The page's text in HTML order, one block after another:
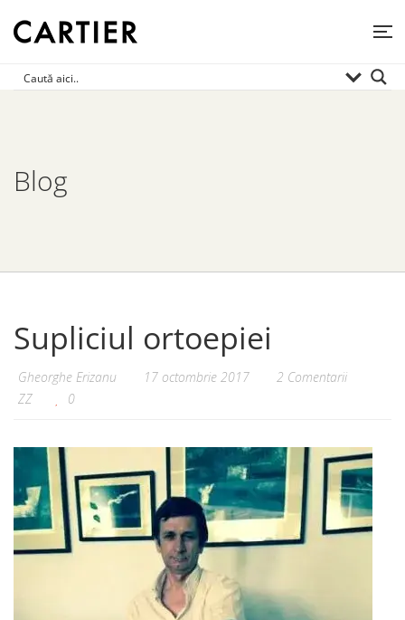
Blog
Supliciul ortoepiei
Gheorghe Erizanu 17 octombrie 2017
2 Comentarii
ZZ
0